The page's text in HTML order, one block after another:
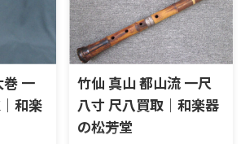
のお品
が施
全長は
あり、
径約
・
八は、
長
線で、容山の銘が一か所入って
います。ワレやカケ、ヒビなど
も無く、歌口にカケやヒビも
ありません。中継ぎに緩みも
ありません。まずまずのコン
ディションだと思われます。
【仕様】琴古流 在銘 容山長
さ 二尺四寸 約72.8cm歌口
一
和楽
竹仙 真山 都山流 一尺
八寸 尺八買取｜和楽器
の松芳堂